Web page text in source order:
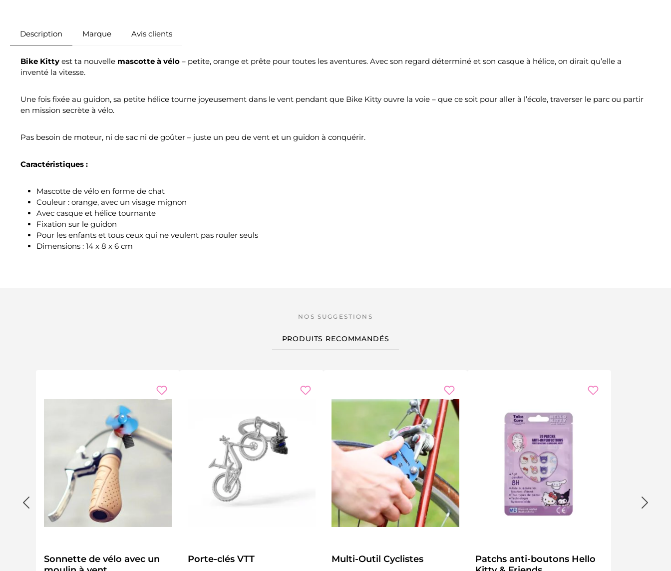
Description Marque Avis clients
Bike Kitty est ta nouvelle mascotte à vélo – petite, orange et prête pour toutes les aventures. Avec son regard déterminé et son casque à hélice, on dirait qu’elle a
inventé la vitesse.
Une fois fixée au guidon, sa petite hélice tourne joyeusement dans le vent pendant que Bike Kitty ouvre la voie – que ce soit pour aller à l’école, traverser le parc ou partir
en mission secrète à vélo.
Pas besoin de moteur, ni de sac ni de goûter – juste un peu de vent et un guidon à conquérir.
Caractéristiques :
Mascotte de vélo en forme de chat
Couleur : orange, avec un visage mignon
Avec casque et hélice tournante
Fixation sur le guidon
Pour les enfants et tous ceux qui ne veulent pas rouler seuls
Dimensions : 14 x 8 x 6 cm
PRODUITS RECOMMANDÉS
Sonnette de vélo avec un
Porte-clés VTT Multi-Outil Cyclistes
Patchs anti-boutons Hello